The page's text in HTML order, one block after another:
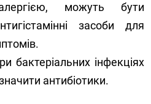
можуть бути
засоби для
бактеріальних інфекціях
антибіотики.